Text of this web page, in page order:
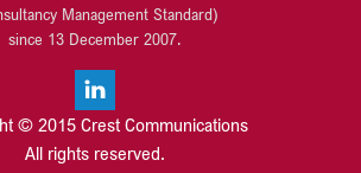
STAVEBNÍ SPOŘITELNA
PAKT ZAMĚSTNANOSTI
QUADRIO
Management Standard)
since 13 December 2007.
© 2015 Crest Communications
All rights reserved.